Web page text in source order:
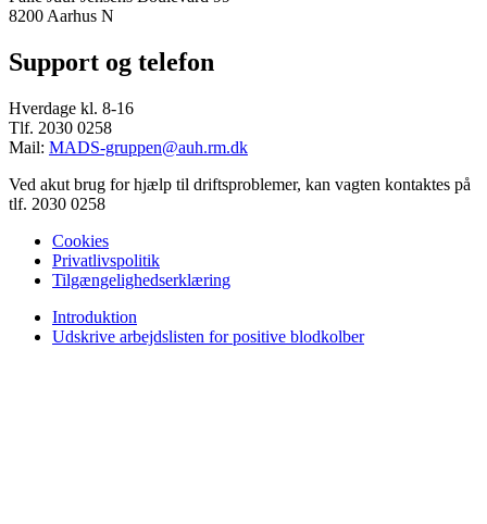
8200 Aarhus N
Support og telefon
Hverdage kl. 8-16
Tlf. 2030 0258
Mail: MADS-gruppen@auh.rm.dk
Ved akut brug for hjælp til driftsproblemer, kan vagten kontaktes på
tlf. 2030 0258
Cookies
Privatlivspolitik
Tilgængelighedserklæring
Introduktion
Udskrive arbejdslisten for positive blodkolber